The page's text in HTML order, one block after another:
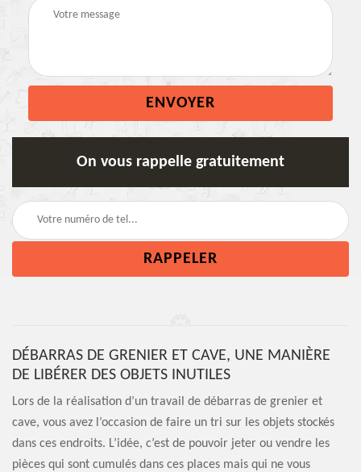
On vous rappelle gratuitement
DÉBARRAS DE GRENIER ET CAVE, UNE MANIÈRE
DE LIBÉRER DES OBJETS INUTILES
Lors de la réalisation d’un travail de débarras de grenier et
cave, vous avez l’occasion de faire un tri sur les objets stockés
dans ces endroits. L’idée, c’est de pouvoir jeter ou vendre les
pièces qui sont cumulés dans ces places mais qui ne vous